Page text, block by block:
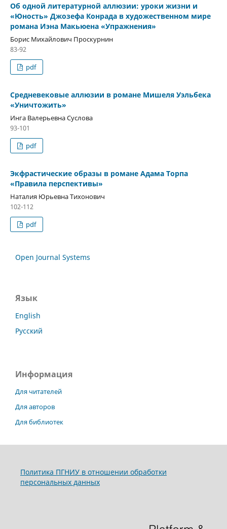
Об одной литературной аллюзии: уроки жизни и
«Юность» Джозефа Конрада в художественном мире
романа Иэна Макьюена «Упражнения»
Борис Михайлович Проскурнин
83-92
pdf
Средневековые аллюзии в романе Мишеля Уэльбека
«Уничтожить»
Инга Валерьевна Суслова
93-101
pdf
Экфрастические образы в романе Адама Торпа
«Правила перспективы»
Наталия Юрьевна Тихонович
102-112
pdf
Open Journal Systems
Язык
English
Русский
Информация
Для читателей
Для авторов
Для библиотек
Политика ПГНИУ в отношении обработки
персональных данных